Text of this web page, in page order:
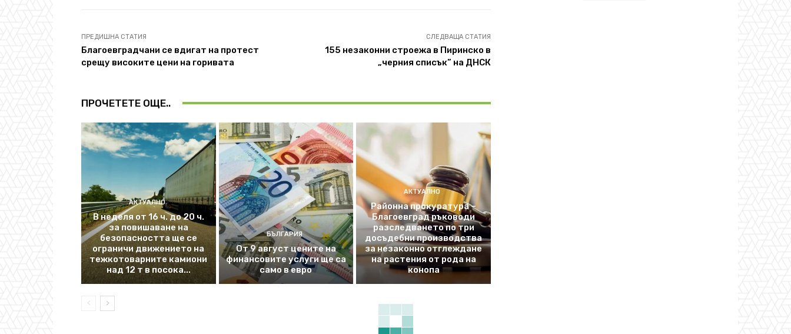
ПРЕДИШНА СТАТИЯ
Благоевградчани се вдигат на протест
срещу високите цени на горивата
СЛЕДВАЩА СТАТИЯ
155 незаконни строежа в Пиринско в
„черния списък” на ДНСК
ПРОЧЕТЕТЕ ОЩЕ..
АКТУАЛНО
В неделя от 16 ч. до 20 ч.
за повишаване на
безопасността ще се
ограничи движението на
тежкотоварните камиони
над 12 т в посока...
БЪЛГАРИЯ
От 9 август цените на
финансовите услуги ще са
само в евро
АКТУАЛНО
Районна прокуратура –
Благоевград ръководи
разследването по три
досъдебни производства
за незаконно отглеждане
на растения от рода на
конопа